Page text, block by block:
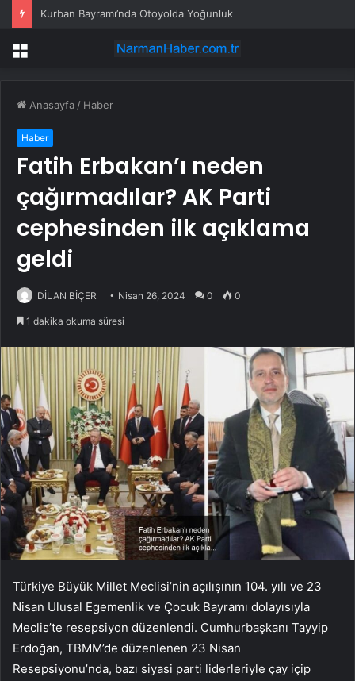
Kurban Bayramı’nda Otoyolda Yoğunluk
Menü
Anasayfa / Haber
Haber
Fatih Erbakan’ı neden
çağırmadılar? AK Parti
cephesinden ilk açıklama
geldi
DİLAN BİÇER Nisan 26, 2024 0 0
1 dakika okuma süresi
Türkiye Büyük Millet Meclisi’nin açılışının 104. yılı ve 23
Nisan Ulusal Egemenlik ve Çocuk Bayramı dolayısıyla
Meclis’te resepsiyon düzenlendi. Cumhurbaşkanı Tayyip
Erdoğan, TBMM’de düzenlenen 23 Nisan
Resepsiyonu’nda, bazı siyasi parti liderleriyle çay içip